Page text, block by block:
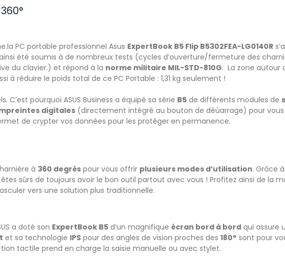
PC portable professionnel Asus ExpertBook B5 Flip B5302FEA-LG0140R
été soumis à de nombreux tests (cycles d’ouverture/fermeture des
du clavier.) et répond à la norme militaire MIL-STD-810G. La zone autour
réduire le poids total de ce PC Portable : 1,31 kg seulement !
pourquoi ASUS Business a équipé sa série B5 de différents modules de
digitales (directement intégré au bouton de déùarrage) pour
de crypter vos données pour les protéger en permanence.
à 360 degrés pour vous offrir plusieurs modes d’utilisation. Grâce
sûrs de toujours avoir le bon outil partout avec vous ! Profitez ainsi de la
vers une solution plus traditionnelle.
a doté son ExpertBook B5 d’un magnifique écran bord à bord qui assure
et sa technologie IPS pour des angles de vision proches des 180° sont pour
tactile prend en charge la saisie manuelle ou avec stylet.